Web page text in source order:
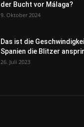
der Bucht vor Málaga?
9. Oktober 2024
Das ist die
Spanien die Blitzer
26. Juli 2023